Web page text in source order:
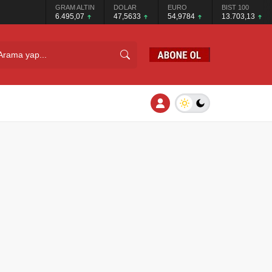
GRAM ALTIN
6.495,07
DOLAR
47,5633
EURO
54,9784
BIST 100
13.703,13